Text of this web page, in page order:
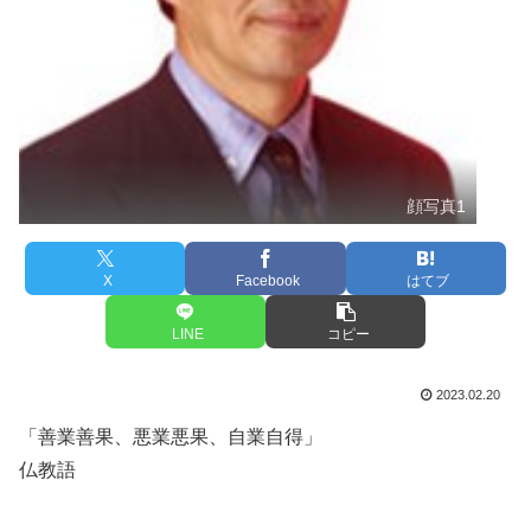
顔写真1
X Facebook はてブ
LINE コピー
2023.02.20
「善業善果、悪業悪果、自業自得」
仏教語